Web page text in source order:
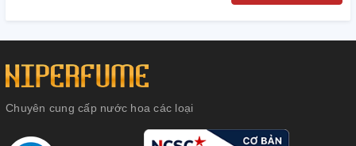
Chuyên cung cấp nước hoa các loại